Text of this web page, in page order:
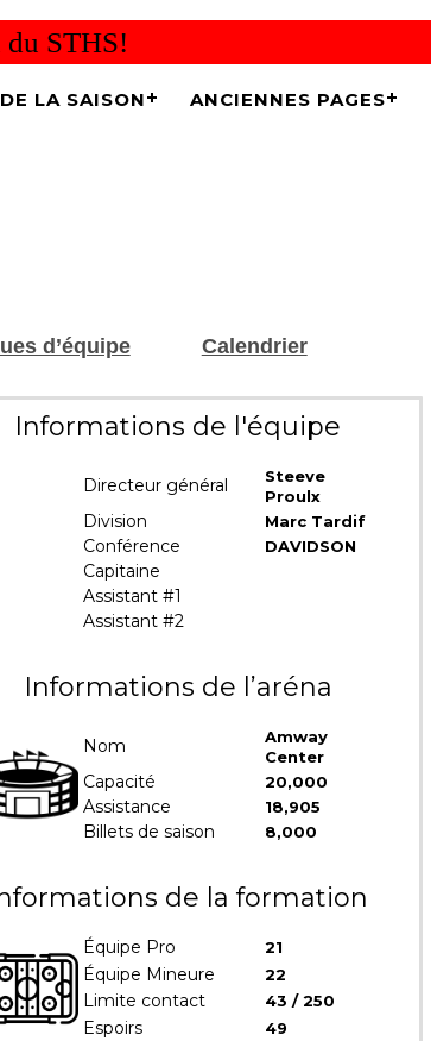
du STHS!
LA SAISON ANCIENNES PAGES
d’équipe
Calendrier
Informations de l'équipe
Directeur général
Steeve
Proulx
Division Marc Tardif
Conférence DAVIDSON
Capitaine
Assistant #1
Assistant #2
Informations de l’aréna
Nom
Amway
Center
Capacité 20,000
Assistance 18,905
Billets de saison 8,000
de la formation
Équipe Pro 21
Équipe Mineure 22
Limite contact 43 / 250
Espoirs 49